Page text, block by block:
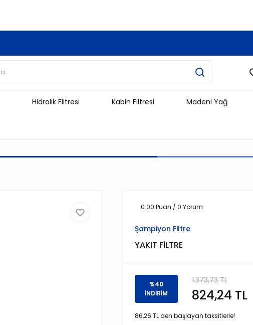
Hidrolik Filtresi Kabin Filtresi Madeni Yağ
0.00 Puan / 0 Yorum
Şampiyon Filtre
YAKIT FİLTRE
%40
İNDİRİM
1.373,73 TL
824,24 TL
86,26 TL den başlayan taksitlerle!